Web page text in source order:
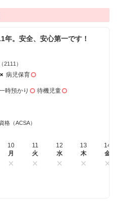
年。安全、安心第一です！
（2111）
病児保育
時預かり 待機児童
格（ACSA）
10
月
11
火
12
水
13
木
14
金